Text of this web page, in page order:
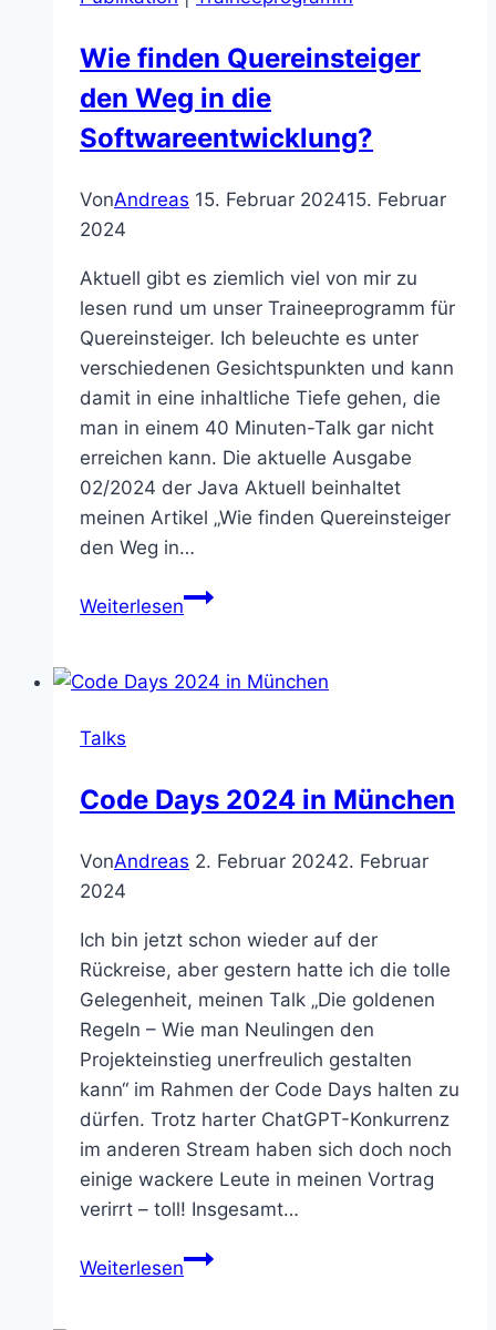
Wie finden Quereinsteiger
den Weg in die
Softwareentwicklung?
VonAndreas 15. Februar 202415. Februar
2024
Aktuell gibt es ziemlich viel von mir zu
lesen rund um unser Traineeprogramm für
Quereinsteiger. Ich beleuchte es unter
verschiedenen Gesichtspunkten und kann
damit in eine inhaltliche Tiefe gehen, die
man in einem 40 Minuten-Talk gar nicht
erreichen kann. Die aktuelle Ausgabe
02/2024 der Java Aktuell beinhaltet
meinen Artikel „Wie finden Quereinsteiger
den Weg in…
WeiterlesenWie
den
Softwareentwicklung?
Talks
Code Days 2024 in München
VonAndreas 2. Februar 20242. Februar
2024
Ich bin jetzt schon wieder auf der
Rückreise, aber gestern hatte ich die tolle
Gelegenheit, meinen Talk „Die goldenen
Regeln – Wie man Neulingen den
Projekteinstieg unerfreulich gestalten
kann“ im Rahmen der Code Days halten zu
dürfen. Trotz harter ChatGPT-Konkurrenz
im anderen Stream haben sich doch noch
einige wackere Leute in meinen Vortrag
verirrt – toll! Insgesamt…
WeiterlesenCode